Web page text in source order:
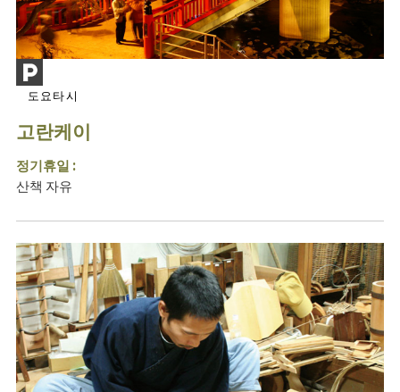
도요타시
고란케이
정기휴일 :
산책 자유